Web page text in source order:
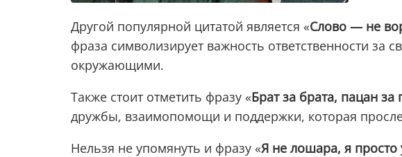
Другой популярной цитатой является «Слово — не
фраза символизирует важность ответственности за
окружающими.
Также стоит отметить фразу «Брат за брата, пацан за
дружбы, взаимопомощи и поддержки, которая
Нельзя не упомянуть и фразу «Я не лошара, я просто